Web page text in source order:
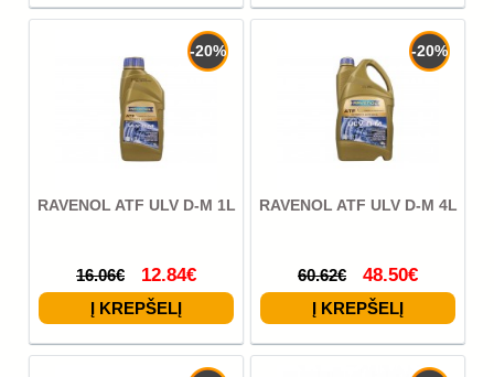
-20%
RAVENOL ATF ULV D-M 1L
16.06€ 12.84€
-20%
RAVENOL ATF ULV D-M 4L
60.62€ 48.50€